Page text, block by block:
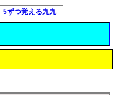
5ずつ覚える九九